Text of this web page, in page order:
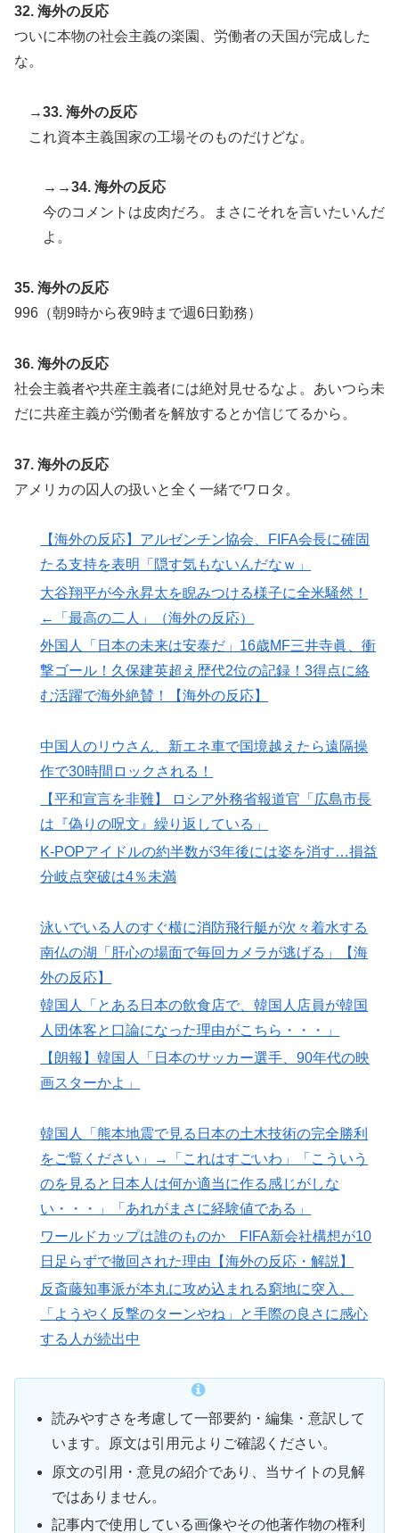
32. 海外の反応
ついに本物の社会主義の楽園、労働者の天国が完成した
な。
→33. 海外の反応
これ資本主義国家の工場そのものだけどな。
→→34. 海外の反応
今のコメントは皮肉だろ。まさにそれを言いたいんだ
よ。
35. 海外の反応
996（朝9時から夜9時まで週6日勤務）
36. 海外の反応
社会主義者や共産主義者には絶対見せるなよ。あいつら未
だに共産主義が労働者を解放するとか信じてるから。
37. 海外の反応
アメリカの囚人の扱いと全く一緒でワロタ。
【海外の反応】アルゼンチン協会、FIFA会長に確固
たる支持を表明「隠す気もないんだなｗ」
大谷翔平が今永昇太を睨みつける様子に全米騒然！
←「最高の二人」（海外の反応）
外国人「日本の未来は安泰だ」16歳MF三井寺眞、衝
撃ゴール！久保建英超え歴代2位の記録！3得点に絡
む活躍で海外絶賛！【海外の反応】
中国人のリウさん、新エネ車で国境越えたら遠隔操
作で30時間ロックされる！
【平和宣言を非難】 ロシア外務省報道官「広島市長
は『偽りの呪文』繰り返している」
K-POPアイドルの約半数が3年後には姿を消す…損益
分岐点突破は4％未満
泳いでいる人のすぐ横に消防飛行艇が次々着水する
南仏の湖「肝心の場面で毎回カメラが逃げる」【海
外の反応】
韓国人「とある日本の飲食店で、韓国人店員が韓国
人団体客と口論になった理由がこちら・・・」
【朗報】韓国人「日本のサッカー選手、90年代の映
画スターかよ」
韓国人「熊本地震で見る日本の土木技術の完全勝利
をご覧ください」→「これはすごいわ」「こういう
のを見ると日本人は何か適当に作る感じがしな
い・・・」「あれがまさに経験値である」
ワールドカップは誰のものか FIFA新会社構想が10
日足らずで撤回された理由【海外の反応・解説】
反斎藤知事派が本丸に攻め込まれる窮地に突入、
「ようやく反撃のターンやね」と手際の良さに感心
する人が続出中
読みやすさを考慮して一部要約・編集・意訳して
います。原文は引用元よりご確認ください。
原文の引用・意見の紹介であり、当サイトの見解
ではありません。
記事内で使用している画像やその他著作物の権利